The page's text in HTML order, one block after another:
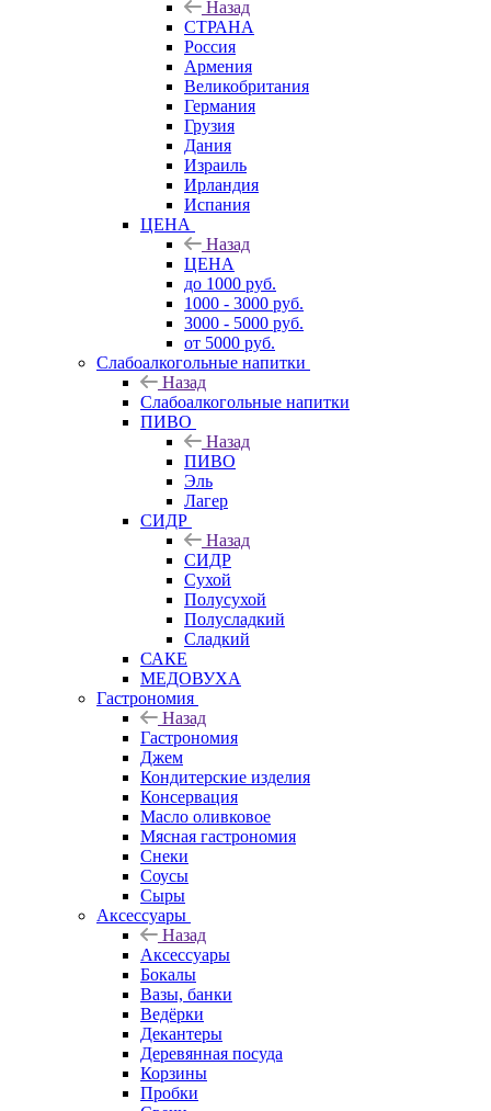
Назад
СТРАНА
Россия
Армения
Великобритания
Германия
Грузия
Дания
Израиль
Ирландия
Испания
ЦЕНА
Назад
ЦЕНА
до 1000 руб.
1000 - 3000 руб.
3000 - 5000 руб.
от 5000 руб.
Слабоалкогольные напитки
Назад
Слабоалкогольные напитки
ПИВО
Назад
ПИВО
Эль
Лагер
СИДР
Назад
СИДР
Сухой
Полусухой
Полусладкий
Сладкий
САКЕ
МЕДОВУХА
Гастрономия
Назад
Гастрономия
Джем
Кондитерские изделия
Консервация
Масло оливковое
Мясная гастрономия
Снеки
Соусы
Сыры
Аксессуары
Назад
Аксессуары
Бокалы
Вазы, банки
Ведёрки
Декантеры
Деревянная посуда
Корзины
Пробки